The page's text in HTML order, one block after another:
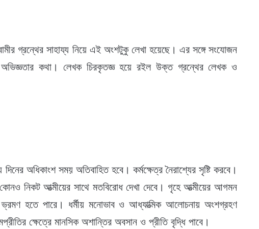
গ্রন্থের সাহায্য নিয়ে এই অংশটুকু লেখা হয়েছে। এর সঙ্গে সংযোজন
অভিজ্ঞতার কথা। লেখক চিরকৃতজ্ঞ হয়ে রইল উক্ত গ্রন্থের লেখক ও
অধিকাংশ সময় অতিবাহিত হবে। কর্মক্ষেত্র নৈরাশ্যের সৃষ্টি করবে।
নিকট আত্মীয়ের সাথে মতবিরোধ দেখা দেবে। গৃহে আত্মীয়ের আগমন
হতে পারে। ধর্মীয় মনোভাব ও আধ্যাত্মিক আলোচনায় অংশগ্রহণ
ক্ষেত্রে মানসিক অশান্তির অবসান ও প্রীতি বৃদ্ধি পাবে।